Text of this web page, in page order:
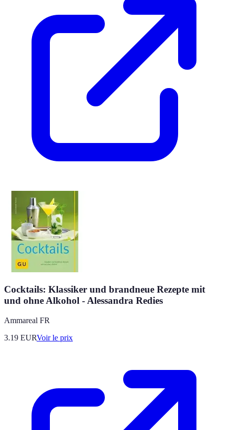
Cocktails: Klassiker und brandneue Rezepte mit
und ohne Alkohol - Alessandra Redies
Ammareal FR
3.19 EURVoir le prix